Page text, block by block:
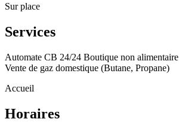
Sur place
Services
Automate CB 24/24 Boutique non alimentaire
Vente de gaz domestique (Butane, Propane)
Accueil
Horaires